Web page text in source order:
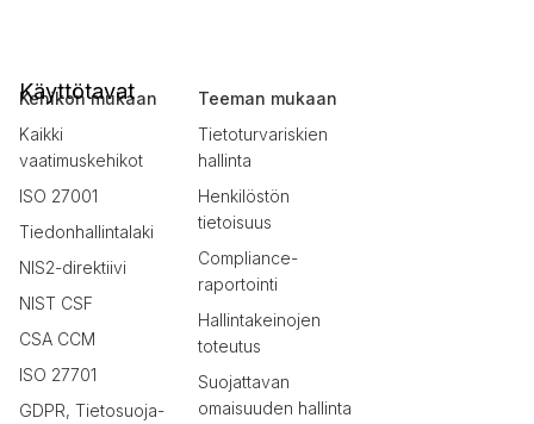
Käyttötavat
Kehikon mukaan
Kaikki
vaatimuskehikot
ISO 27001
Tiedonhallintalaki
NIS2-direktiivi
NIST CSF
CSA CCM
ISO 27701
GDPR, Tietosuoja-
Teeman mukaan
Tietoturvariskien
hallinta
Henkilöstön
tietoisuus
Compliance-
raportointi
Hallintakeinojen
toteutus
Suojattavan
omaisuuden hallinta